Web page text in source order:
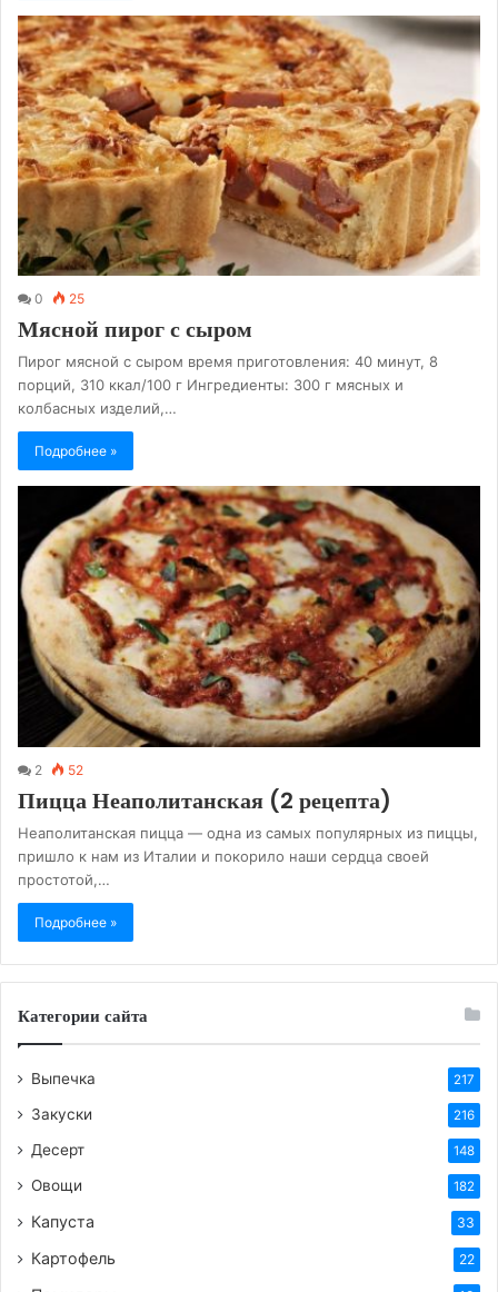
0 25
Мясной пирог с сыром
Пирог мясной с сыром время приготовления: 40 минут, 8
порций, 310 ккал/100 г Ингредиенты: 300 г мясных и
колбасных изделий,…
Подробнее »
2 52
Пицца Неаполитанская (2 рецепта)
Неаполитанская пицца — одна из самых популярных из пиццы,
пришло к нам из Италии и покорило наши сердца своей
простотой,…
Подробнее »
Категории сайта
Выпечка 217
Закуски 216
Десерт 148
Овощи 182
Капуста 33
Картофель 22